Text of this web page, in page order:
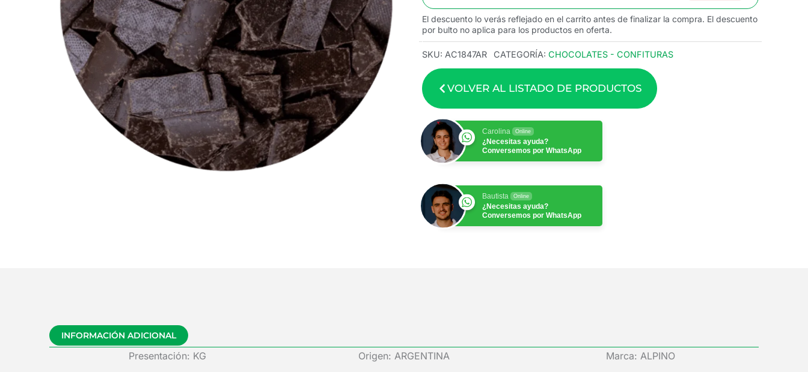
El descuento lo verás reflejado en el carrito antes de finalizar la compra. El descuento
por bulto no aplica para los productos en oferta.
SKU: AC1847AR CATEGORÍA: CHOCOLATES - CONFITURAS
VOLVER AL LISTADO DE PRODUCTOS
Carolina Online
¿Necesitas ayuda?
Conversemos por WhatsApp
Bautista Online
¿Necesitas ayuda?
Conversemos por WhatsApp
INFORMACIÓN ADICIONAL
Presentación: KG Origen: ARGENTINA Marca: ALPINO